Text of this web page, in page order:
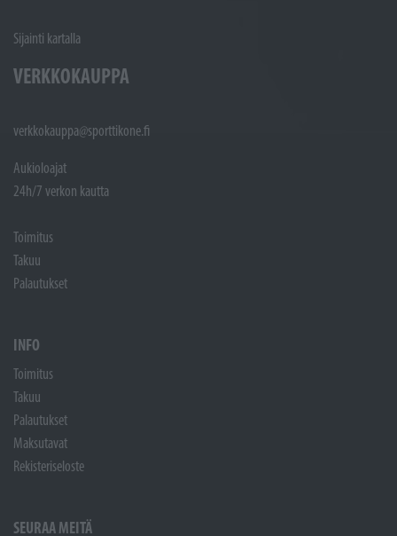
Sijainti kartalla
VERKKOKAUPPA
verkkokauppa@sporttikone.fi
Aukioloajat
24h/7 verkon kautta
Toimitus
Takuu
Palautukset
INFO
Toimitus
Takuu
Palautukset
Maksutavat
Rekisteriseloste
SEURAA MEITÄ